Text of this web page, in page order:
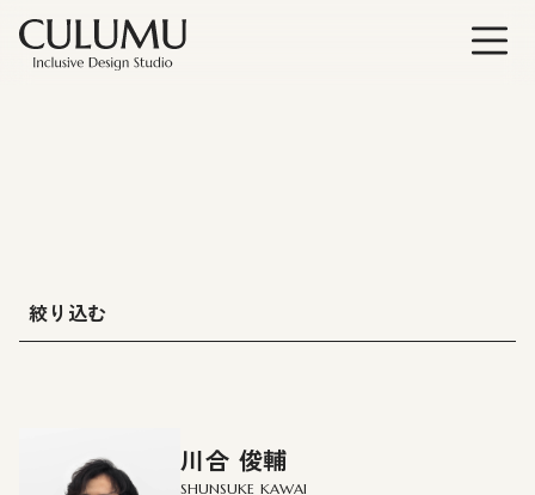
絞り込む
# インクルーシブイノベーションコンサルティング
川合 俊輔
SHUNSUKE KAWAI